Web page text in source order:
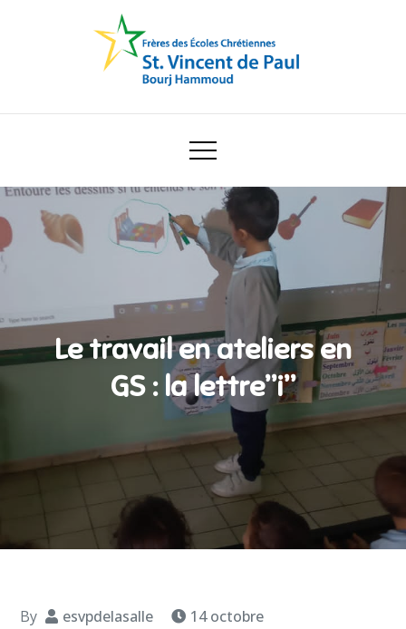
Ecole Saint Vincent de Paul
Le travail en ateliers en
GS : la lettre”i”
By esvpdelasalle
14 octobre